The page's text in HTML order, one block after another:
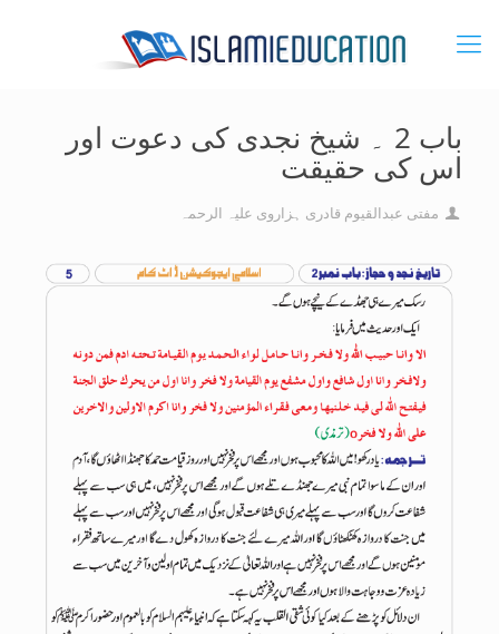
باب 2 ۔ شیخ نجدی کی دعوت اور
اس کی حقیقت
مفتی عبدالقیوم قادری ہزاروی علیہ الرحمہ